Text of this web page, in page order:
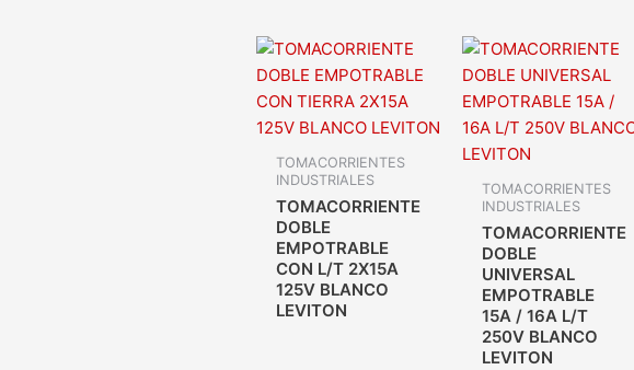
TOMACORRIENTES
INDUSTRIALES
TOMACORRIENTE
DOBLE
EMPOTRABLE
CON L/T 2X15A
125V BLANCO
LEVITON
TOMACORRIENTES
INDUSTRIALES
TOMACORRIENTE
DOBLE
UNIVERSAL
EMPOTRABLE
15A / 16A L/T
250V BLANCO
LEVITON